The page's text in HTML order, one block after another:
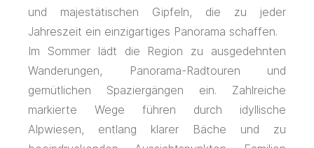
und majestätischen Gipfeln, die zu jeder
Jahreszeit ein einzigartiges Panorama schaffen.
Im Sommer lädt die Region zu ausgedehnten
Wanderungen, Panorama-Radtouren und
gemütlichen Spaziergängen ein. Zahlreiche
markierte Wege führen durch idyllische
Alpwiesen, entlang klarer Bäche und zu